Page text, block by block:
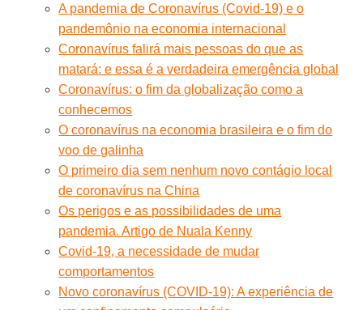
A pandemia de Coronavírus (Covid-19) e o
pandemônio na economia internacional
Coronavírus falirá mais pessoas do que as
matará: e essa é a verdadeira emergência global
Coronavírus: o fim da globalização como a
conhecemos
O coronavírus na economia brasileira e o fim do
voo de galinha
O primeiro dia sem nenhum novo contágio local
de coronavírus na China
Os perigos e as possibilidades de uma
pandemia. Artigo de Nuala Kenny
Covid-19, a necessidade de mudar
comportamentos
Novo coronavírus (COVID-19): A experiência de